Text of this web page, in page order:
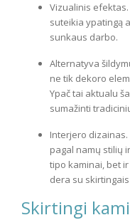
Vizualinis
suteikia ypatingą
sunkaus darbo.
Alternatyva
ne tik dekoro
Ypač tai aktualu
sumažinti
Interjero
pagal namų stilių
tipo kaminai, bet
dera su
Skirtingi